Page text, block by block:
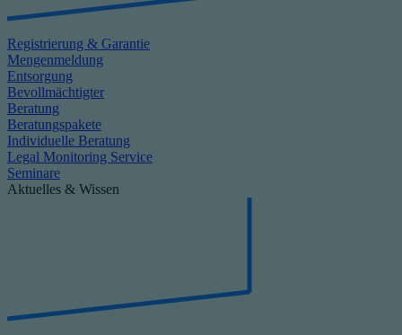
Registrierung & Garantie
Mengenmeldung
Entsorgung
Bevollmächtigter
Beratung
Beratungspakete
Individuelle Beratung
Legal Monitoring Service
Seminare
Aktuelles & Wissen